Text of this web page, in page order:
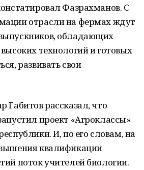
Фазрахманов. С
отрасли на фермах ждут
обладающих
технологий и готовых
развивать свои
Габитов рассказал, что
проект «Агроклассы»
И, по его словам, на
квалификации
поток учителей биологии.